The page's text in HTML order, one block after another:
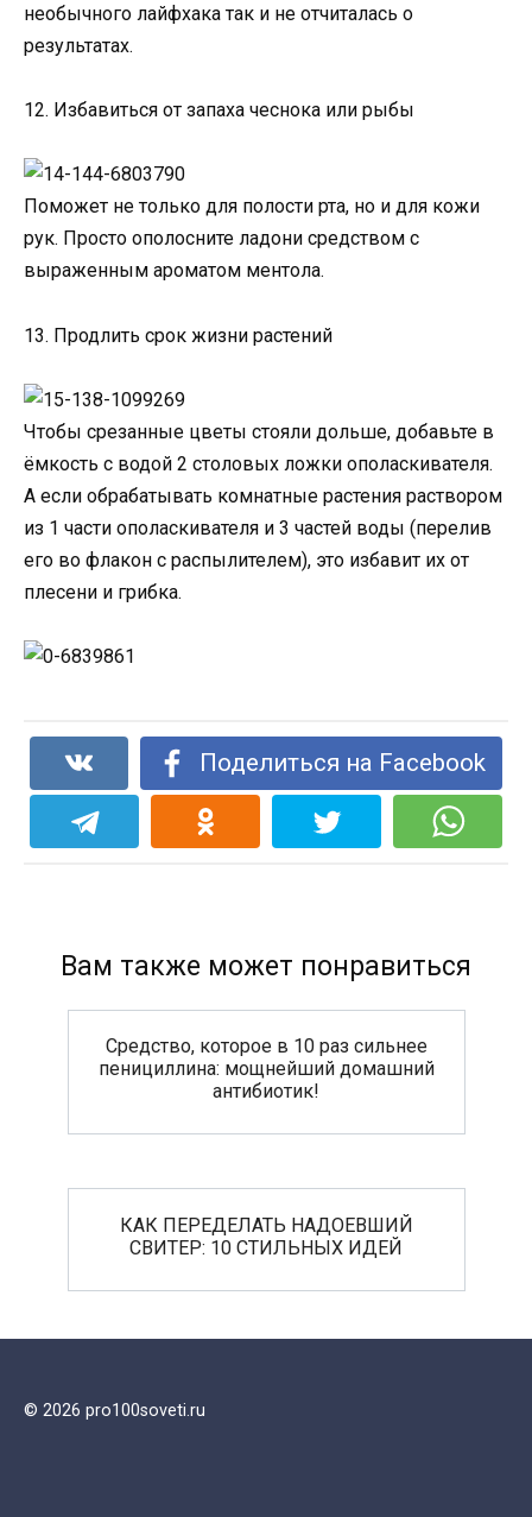
необычного лайфхака так и не отчиталась о
результатах.
12. Избавиться от запаха чеснока или рыбы
Поможет не только для полости рта, но и для кожи
рук. Просто ополосните ладони средством с
выраженным ароматом ментола.
13. Продлить срок жизни растений
Чтобы срезанные цветы стояли дольше, добавьте в
ёмкость с водой 2 столовых ложки ополаскивателя.
А если обрабатывать комнатные растения раствором
из 1 части ополаскивателя и 3 частей воды (перелив
его во флакон с распылителем), это избавит их от
плесени и грибка.
Поделиться на Facebook
Вам также может понравиться
Средство, которое в 10 раз сильнее
пенициллина: мощнейший домашний
антибиотик!
КАК ПЕРЕДЕЛАТЬ НАДОЕВШИЙ
СВИТЕР: 10 СТИЛЬНЫХ ИДЕЙ
© 2026 pro100soveti.ru